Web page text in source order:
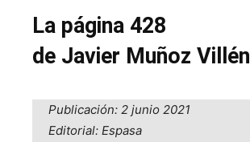
La página 428
de Javier Muñoz Villén
Publicación: 2 junio 2021
Editorial: Espasa